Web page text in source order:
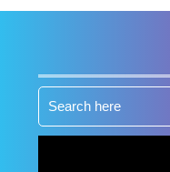
Search
for: